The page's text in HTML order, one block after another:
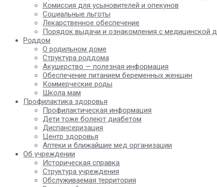
Комиссия для усыновителей и опекунов
Социальные льготы
Лекарственное обеспечение
Порядок выдачи и ознакомления с медицинской
Роддом
О родильном доме
Структура роддома
Акушерство — полезная информация
Обеспечение питанием беременных женщин
Коммерческие роды
Школа мам
Профилактика здоровья
Профилактическая информация
Дети тоже болеют диабетом
Диспансеризация
Центр здоровья
Аптеки и ближайшие мед организации
Об учреждении
Историческая справка
Структура учреждения
Обслуживаемая территория